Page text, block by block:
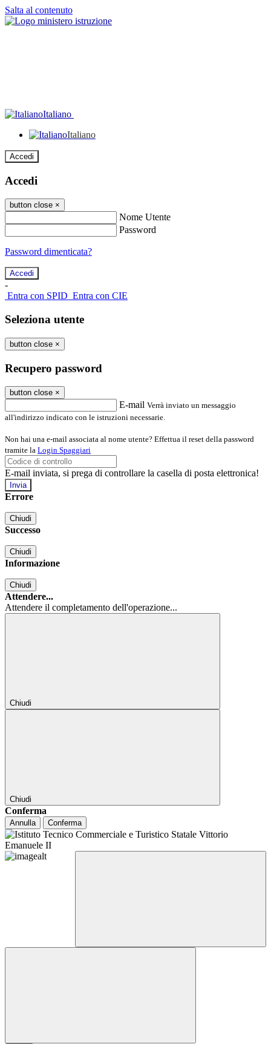
Salta al contenuto
Italiano
Italiano
Accedi
Accedi
button close ×
Nome Utente
Password
Password dimenticata?
-
Entra con SPID Entra con CIE
Seleziona utente
button close ×
Recupero password
button close ×
E-mail Verrà inviato un messaggio
all'indirizzo indicato con le istruzioni necessarie.
Non hai una e-mail associata al nome utente? Effettua il reset della password
tramite la Login Spaggiari
E-mail inviata, si prega di controllare la casella di posta elettronica!
Errore
Chiudi
Successo
Chiudi
Informazione
Chiudi
Attendere...
Attendere il completamento dell'operazione...
Chiudi
Chiudi
Conferma
Annulla Conferma